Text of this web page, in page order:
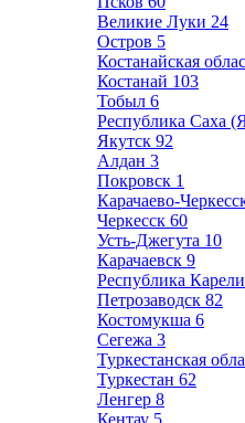
Великие Луки 24
Остров 5
Костанайская
Костанай 103
Тобыл 6
Республика Саха
Якутск 92
Алдан 3
Покровск 1
Карачаево-
Черкесск 60
Усть-Джегута 10
Карачаевск 9
Республика
Петрозаводск 82
Костомукша 6
Сегежа 3
Туркестанская
Туркестан 62
Ленгер 8
Кентау 5